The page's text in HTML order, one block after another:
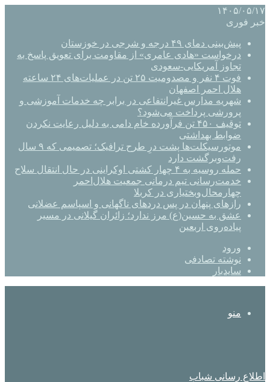
۱۴۰۵/۰۵/۱۷
خبر فوری
پیش‌بینی دمای ۴۹ درجه و شرجی در خوزستان
درخواست «هادی عامری» از مقاومت برای تعویق پاسخ به
تجاوز آمریکایی-سعودی
فوت ۴ نفر و مصدومیت ۲۵ تن در عملیات‌های ۲۴ ساعته
هلال احمر اصفهان
شهریه مدارس غیرانتفاعی در برابر چه خدمات آموزشی و
پرورشی پرداخت می‌شود؟
توقیف ۴۵۰ تن فرآورده خام دامی به دلیل رعایت نکردن
ضوابط بهداشتی
موتورسیکلت‌ها پشت درِ طرح ترافیک؛ تصمیمی که ۹ سال
رفت‌وبرگشت دارد
حمله روسیه به ۴ چهار کشتی اوکراینی در حال انتقال سلاح
خدمت‌رسانی تیم درمانی جمعیت هلال‌احمر
چهارمحال‌وبختیاری در کربلا
رازهای پنهان در پس دردهای ناگهانی و اسپاسم عضلانی
عشق به حسین(ع) مرز ندارد؛ زائران گیلانی در مسیر
پیاده‌روی اربعین
ورود
نوشته تصادفی
سایدبار
منو
اطلاع رسانی شباب